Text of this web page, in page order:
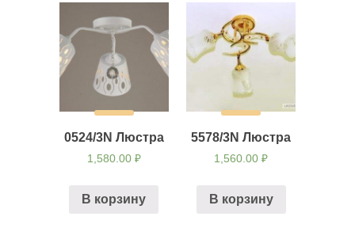
0524/3N Люстра
1,580.00 ₽
В корзину
5578/3N Люстра
1,560.00₽
В корзину